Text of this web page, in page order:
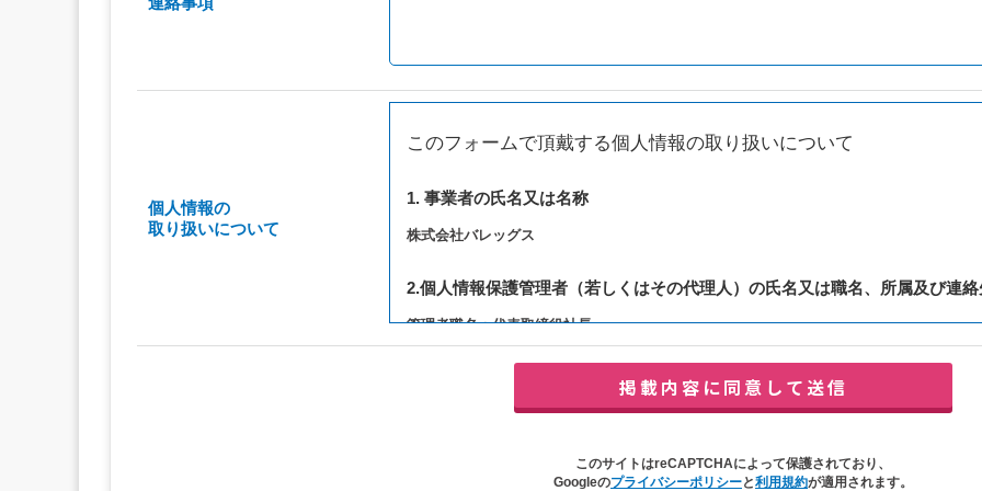
個人情報の
取り扱いについて
このフォームで頂戴する個人情報の取り扱いについて
1. 事業者の氏名又は名称
株式会社バレッグス
2.個人情報保護管理者（若しくはその代理人）の氏名又は職名、所属及び連絡
管理者職名：代表取締役社長
連絡先：privacy@balleggs.co.jp
（2）ご相談の対応（本人への連絡を含む）のため
（3）当サイトの各種サービスおよびサービスに関連した各種情報のメールによるご案内の
このサイトはreCAPTCHAによって保護されており、
Googleのプライバシーポリシーと利用規約が適用されます。